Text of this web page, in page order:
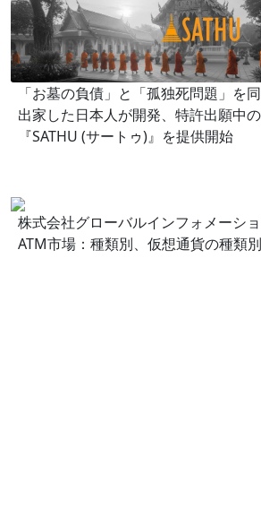
「お墓の負債」と「孤独死問題」を
出家した日本人が開発、特許出願中
『SATHU (サートゥ)』を提供開始
株式会社グローバルインフォメーシ
ATM市場：種類別、仮想通貨の種類